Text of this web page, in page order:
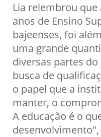
Lia relembrou
anos de Ensino
bajeenses, foi
uma grande
diversas partes do
busca de
o papel que a
manter, o
A educação é o